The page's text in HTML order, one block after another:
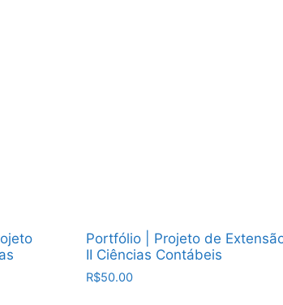
Portfólio | Projeto de
II Ciências Contábeis
R$50.00